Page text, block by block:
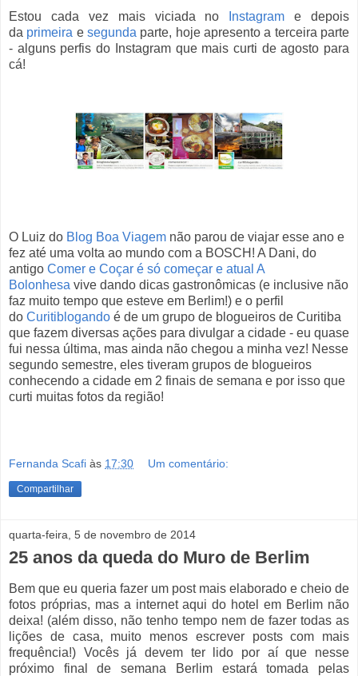
Estou cada vez mais viciada no Instagram e depois
da primeira esegunda parte, hoje apresento a terceira parte
- alguns perfis do Instagram que mais curti de agosto para
cá!
O Luiz do Blog Boa Viagem não parou de viajar esse ano e
fez até uma volta ao mundo com a BOSCH! A Dani, do
antigo Comer e Coçar é só começar e atual A
Bolonhesa vive dando dicas gastronômicas (e inclusive não
faz muito tempo que esteve em Berlim!) e o perfil
do Curitiblogando é de um grupo de blogueiros de Curitiba
que fazem diversas ações para divulgar a cidade - eu quase
fui nessa última, mas ainda não chegou a minha vez! Nesse
segundo semestre, eles tiveram grupos de blogueiros
conhecendo a cidade em 2 finais de semana e por isso que
curti muitas fotos da região!
Fernanda Scafi às 17:30 Um comentário:
Compartilhar
quarta-feira, 5 de novembro de 2014
25 anos da queda do Muro de Berlim
Bem que eu queria fazer um post mais elaborado e cheio de
fotos próprias, mas a internet aqui do hotel em Berlim não
deixa! (além disso, não tenho tempo nem de fazer todas as
lições de casa, muito menos escrever posts com mais
frequência!) Vocês já devem ter lido por aí que nesse
próximo final de semana Berlim estará tomada pelas